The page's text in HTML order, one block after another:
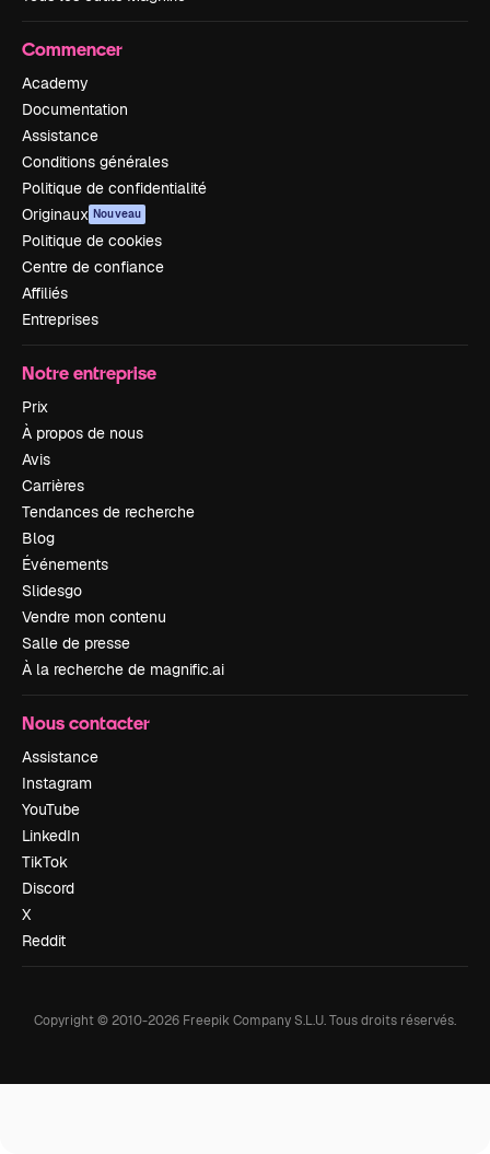
Commencer
Academy
Documentation
Assistance
Conditions générales
Politique de confidentialité
Originaux Nouveau
Politique de cookies
Centre de confiance
Affiliés
Entreprises
Notre entreprise
Prix
À propos de nous
Avis
Carrières
Tendances de recherche
Blog
Événements
Slidesgo
Vendre mon contenu
Salle de presse
À la recherche de magnific.ai
Nous contacter
Assistance
Instagram
YouTube
LinkedIn
TikTok
Discord
X
Reddit
Copyright © 2010-2026 Freepik Company S.L.U.Tous droits réservés.